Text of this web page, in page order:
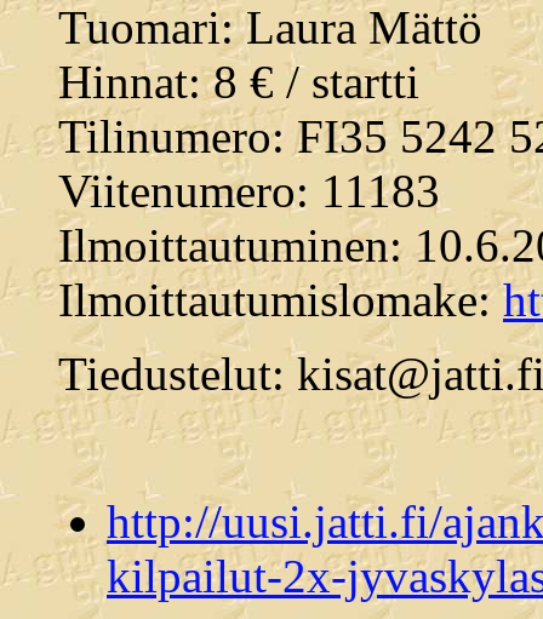
Tuomari: Laura Mättö
Hinnat: 8 € / startti
Tilinumero: FI35 5242
Viitenumero: 11183
Ilmoittautuminen:
Ilmoittautumislomake:
Tiedustelut:
http://uusi.jatti.fi/
kilpailut-2x-